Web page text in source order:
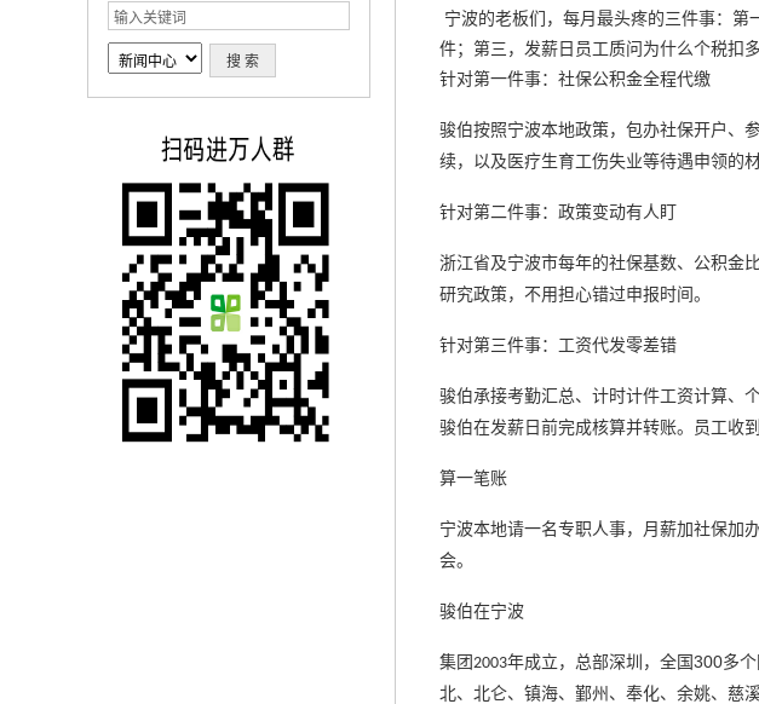
宁波的老板们，每月最头疼的三件事：
件；第三，发薪日员工质问为什么个税扣
针对第一件事：社保公积金全程代缴
骏伯按照宁波本地政策，包办社保开户、
续，以及医疗生育工伤失业等待遇申领的
针对第二件事：政策变动有人盯
浙江省及宁波市每年的社保基数、公积金
研究政策，不用担心错过申报时间。
针对第三件事：工资代发零差错
骏伯承接考勤汇总、计时计件工资计算、
骏伯在发薪日前完成核算并转账。员工收
算一笔账
宁波本地请一名专职人事，月薪加社保加
会。
骏伯在宁波
集团2003年成立，总部深圳，全国300多
北、北仑、镇海、鄞州、奉化、余姚、慈